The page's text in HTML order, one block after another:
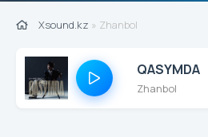
Xsound.kz » Zhanbol
QASYMDA
Zhanbol